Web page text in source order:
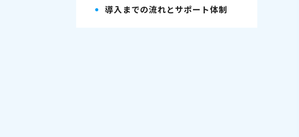
導入までの流れとサポート体制